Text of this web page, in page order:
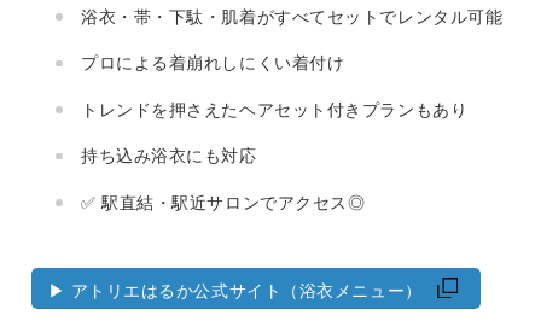
浴衣・帯・下駄・肌着がすべてセットでレンタル可能
プロによる着崩れしにくい着付け
トレンドを押さえたヘアセット付きプランもあり
持ち込み浴衣にも対応
✅ 駅直結・駅近サロンでアクセス◎
▶︎ アトリエはるか公式サイト（浴衣メニュー）